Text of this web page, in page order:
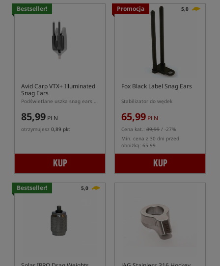
Bestseller!
Avid Carp VTX+ Illuminated
Snag Ears
Podświetlane uszka snag ears do sygnalizatorów brań VTX+
85,99 PLN
otrzymujesz 0,89 pkt
KUP
Promocja 5,0
Fox Black Label Snag Ears
Stabilizator do wędek
65,99 PLN
Cena kat.: 89,99 / -27%
Min. cena z 30 dni przed
obniżką: 65.99
KUP
Bestseller! 5,0